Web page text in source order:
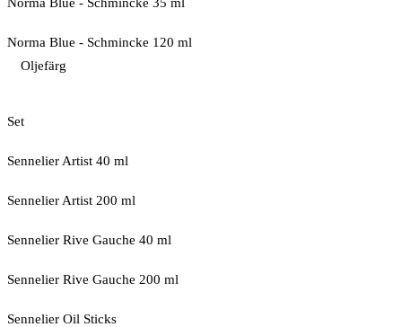
Norma Blue - Schmincke 120 ml
Oljefärg
Set
Sennelier Artist 40 ml
Sennelier Artist 200 ml
Sennelier Rive Gauche 40 ml
Sennelier Rive Gauche 200 ml
Sennelier Oil Sticks